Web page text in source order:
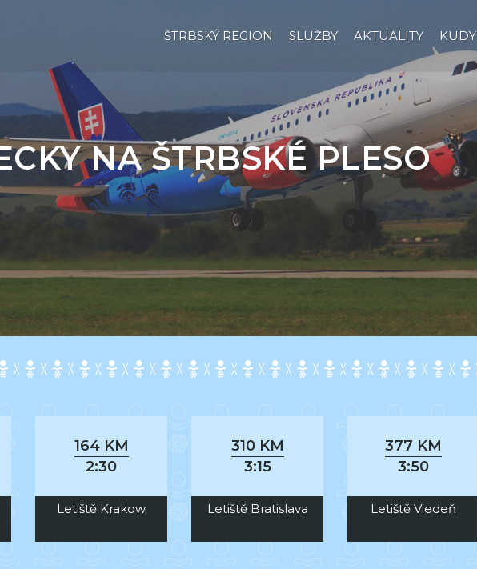
ŠTRBSKÝ REGION SLUŽBY AKTUALITY
NA ŠTRBSKÉ PLESO
164 KM
2:30
Letiště Krakow
310 KM
3:15
Letiště Bratislava
377 KM
3:50
Letiště Viedeň